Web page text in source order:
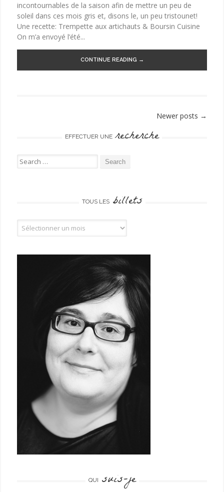
incontournables de la saison afin de mettre un peu de
soleil dans ces mois gris et, disons le, un peu tristounet!
Une recette: Trempette aux artichauts & Boursin Cuisine
On m’a envoyé l’été...
CONTINUE READING →
Post navigation
Newer posts →
EFFECTUER UNE recherche
Search for:
TOUS LES billets
Tous les billets
QUI suis-je